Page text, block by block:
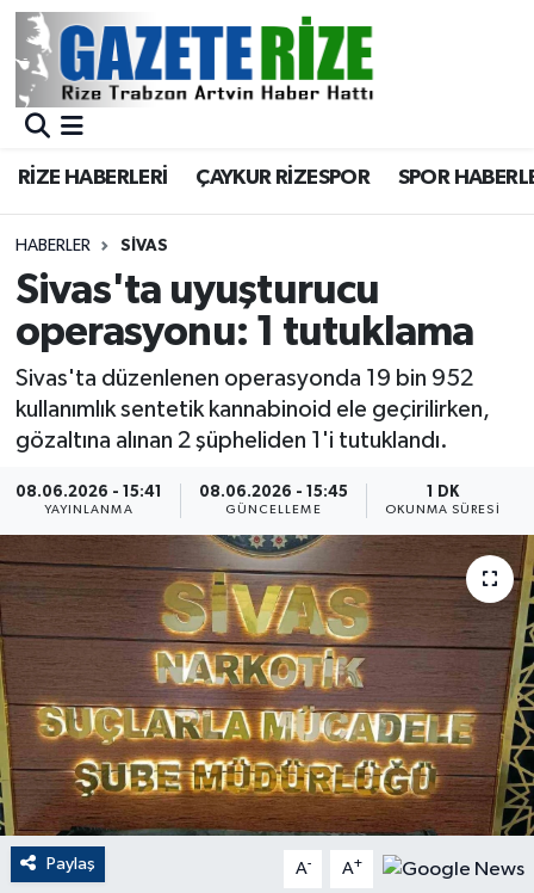
RİZE HABERLERİ ÇAYKUR RİZESPOR SPOR
HABERLER SIVAS
Sivas'ta uyuşturucu
operasyonu: 1 tutuklama
Sivas'ta düzenlenen operasyonda 19 bin 952
kullanımlık sentetik kannabinoid ele geçirilirken,
gözaltına alınan 2 şüpheliden 1'i tutuklandı.
08.06.2026 - 15:41
YAYINLANMA
08.06.2026 - 15:45
GÜNCELLEME
1 DK
OKUNMA SÜRESI
Paylaş A- A+
BÖLGEMİZ
Asayiş
Rize Jandarma Komutanlığı
Bilim Teknoloji
Advertising news
Canlı Maç
ÇEVRE
Dış Haberler
Dünya
EĞİTİM
EKONOMİ
English News
Merkez Nöbetçi Eczaneler
Merkez Trafik Yoğunluk Haritası
Süper Lig Puan Durumu ve Fikstür
Tüm Manşetler
Son Dakika Haberleri